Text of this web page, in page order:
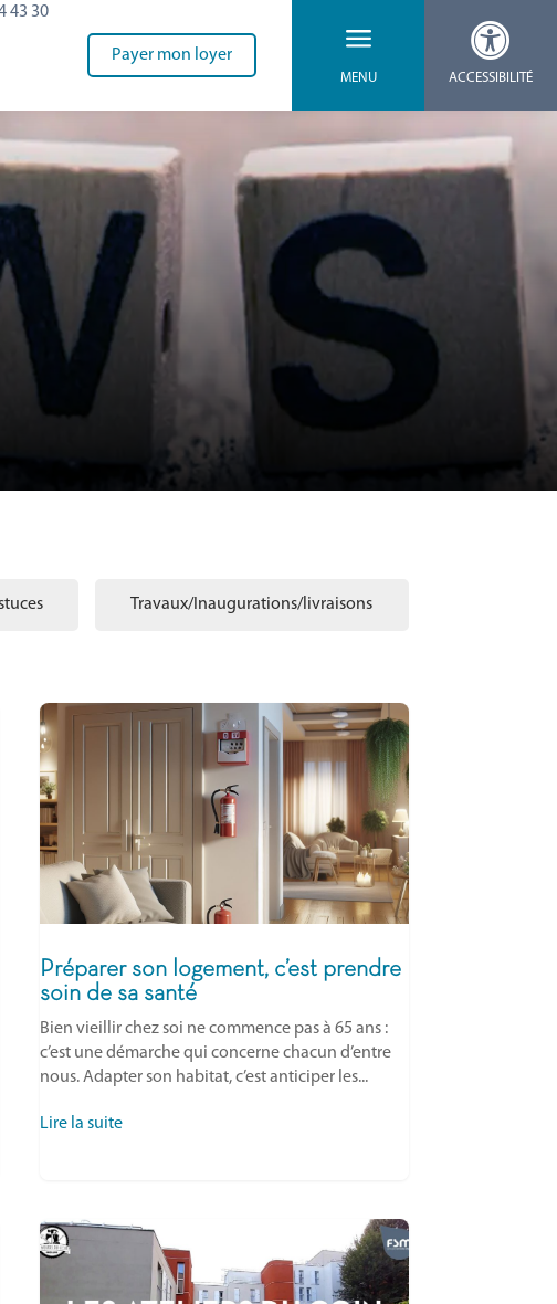
43 30
Payer mon loyer a
MENU

ACCESSIBILITÉ
Travaux/Inaugurations/livraisons
Préparer son logement, c’est prendre
soin de sa santé
Bien vieillir chez soi ne commence pas à 65 ans :
c’est une démarche qui concerne chacun d’entre
nous. Adapter son habitat, c’est anticiper les...
Lire la suite